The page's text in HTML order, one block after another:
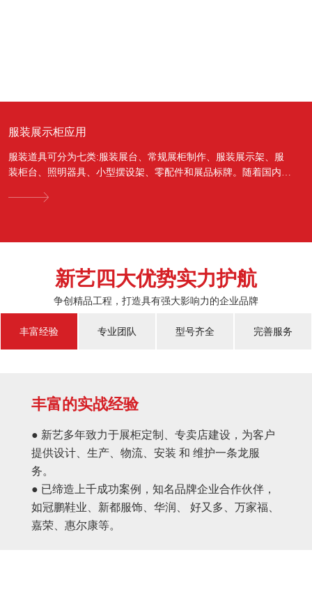
服装展示柜应用
服装道具可分为七类:服装展台、常规展柜制作、服装展示架、服
装柜台、照明器具、小型摆设架、零配件和展品标牌。随着国内经
新艺四大优势实力护航
争创精品工程，打造具有强大影响力的企业品牌
丰富经验 专业团队 型号齐全 完善服务
丰富的实战经验
● 新艺多年致力于展柜定制、专卖店建设，为客户
提供设计、生产、物流、安装 和 维护一条龙服
务。
● 已缔造上千成功案例，知名品牌企业合作伙伴，
如冠鹏鞋业、新都服饰、华润、 好又多、万家福、
嘉荣、惠尔康等。